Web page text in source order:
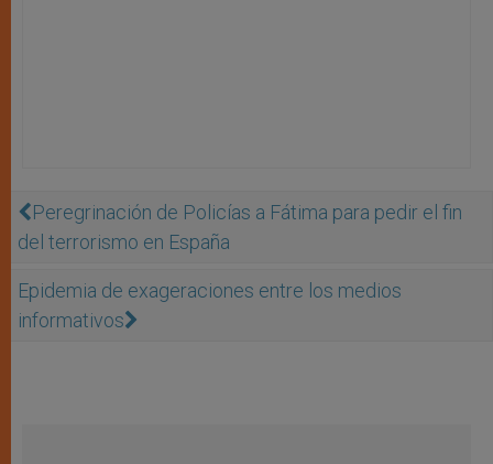
Peregrinación de Policías a Fátima para pedir el fin
del terrorismo en España
Epidemia de exageraciones entre los medios
informativos